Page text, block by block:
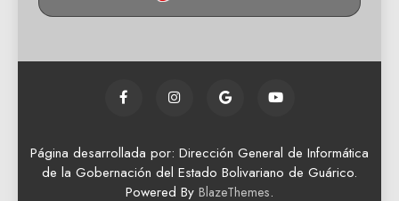
Página desarrollada por: Dirección General de Informática
de la Gobernación del Estado Bolivariano de Guárico.
Powered By BlazeThemes.